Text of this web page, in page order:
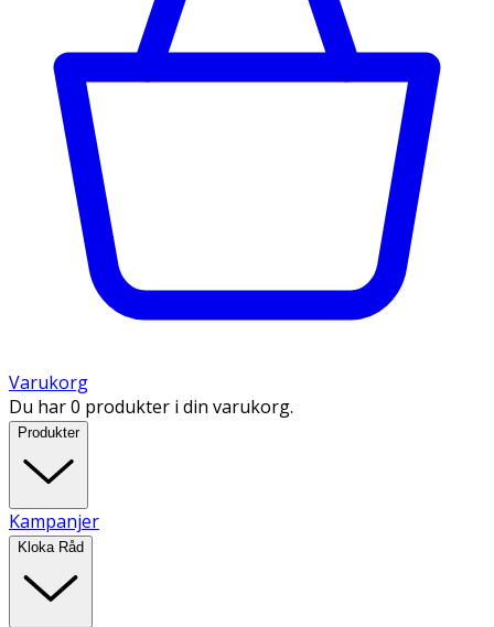
Varukorg
Du har 0 produkter i din varukorg.
Produkter
Kampanjer
Kloka Råd